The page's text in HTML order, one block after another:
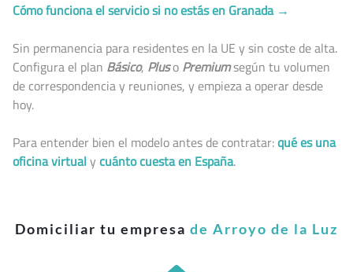
Cómo funciona el servicio si no estás en Granada →
Sin permanencia para residentes en la UE y sin coste de alta.
Configura el plan Básico, Pluso Premiumsegún tu volumen
de correspondencia y reuniones, y empieza a operar desde
hoy.
Para entender bien el modelo antes de contratar:qué es una
oficina virtual ycuánto cuesta en España.
Domiciliar tu empresa de Arroyo de la Luz